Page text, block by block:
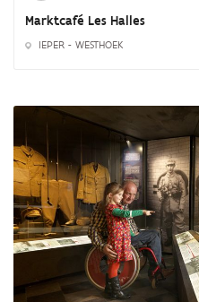
Marktcafé Les Halles
IEPER - WESTHOEK